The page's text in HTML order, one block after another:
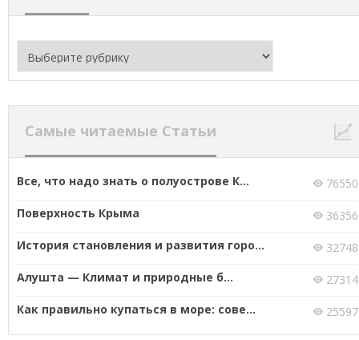
Рубрики
Самые читаемые Статьи
Все, что надо знать о полуострове К...
76550
Поверхность Крыма
36356
История становления и развития горо...
32748
Алушта — Климат и природные б...
27314
Как правильно купаться в море: сове...
25597